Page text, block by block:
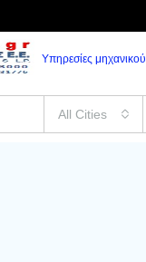
Υπηρεσίες μηχανικού
All Cities